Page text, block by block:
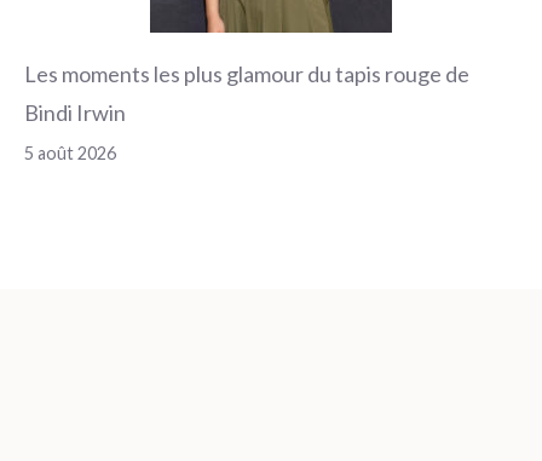
Les moments les plus glamour du tapis rouge de
Bindi Irwin
5 août 2026